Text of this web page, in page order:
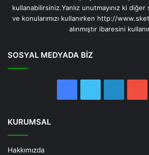
kullanabilirsiniz.Yanlız unutmayınız ki diğer
ve konularımızı kullanırken http://
alınmıştır ibaresini
SOSYAL MEDYADA BİZ
KURUMSAL
Hakkımızda